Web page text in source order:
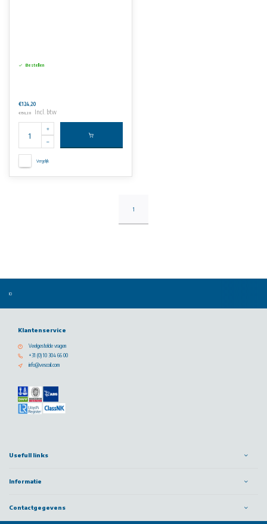
Bestellen
€124,20
€150,28 Incl. btw
Vergelijk
1
Klantenservice
Veelgestelde vragen
+31 (0) 10 304 66 00
info@vescoil.com
Usefull links
Informatie
Contactgegevens